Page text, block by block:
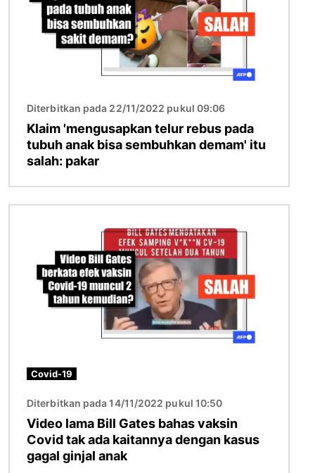
Diterbitkan pada 22/11/2022 pukul 09:06
Klaim 'mengusapkan telur rebus pada
tubuh anak bisa sembuhkan demam' itu
salah: pakar
Covid-19
Diterbitkan pada 14/11/2022 pukul 10:50
Video lama Bill Gates bahas vaksin
Covid tak ada kaitannya dengan kasus
gagal ginjal anak